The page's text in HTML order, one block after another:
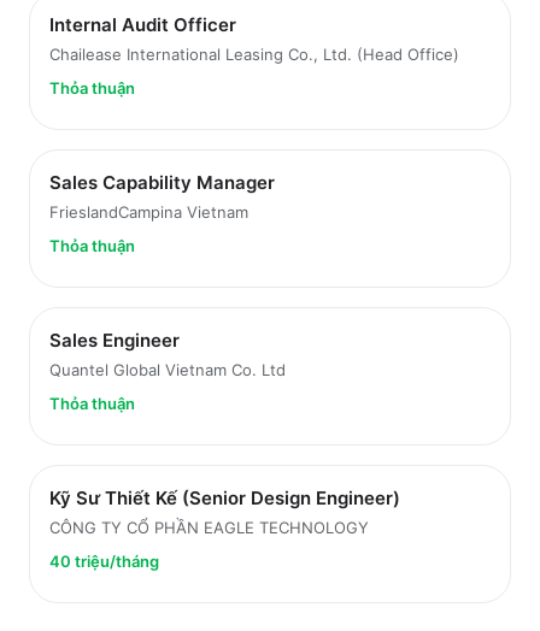
Internal Audit Officer
Chailease International Leasing Co., Ltd. (Head Office)
Thỏa thuận
Sales Capability Manager
FrieslandCampina Vietnam
Thỏa thuận
Sales Engineer
Quantel Global Vietnam Co. Ltd
Thỏa thuận
Kỹ Sư Thiết Kế (Senior Design Engineer)
CÔNG TY CỔ PHẦN EAGLE TECHNOLOGY
40 triệu/tháng